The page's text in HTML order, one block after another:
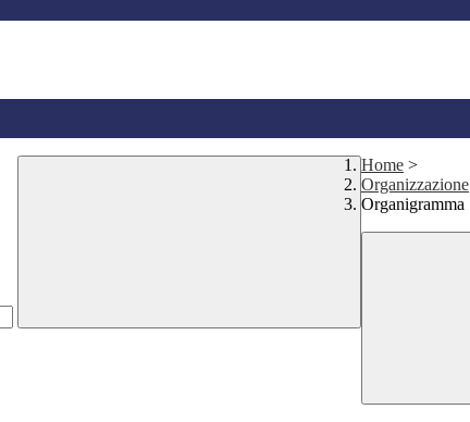
Home >
Organizzazione
Organigramma